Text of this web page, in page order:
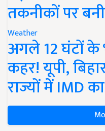
तकनीकों पर
Weather
अगले 12 घंटों के
कहर! यूपी,
राज्यों में IMD